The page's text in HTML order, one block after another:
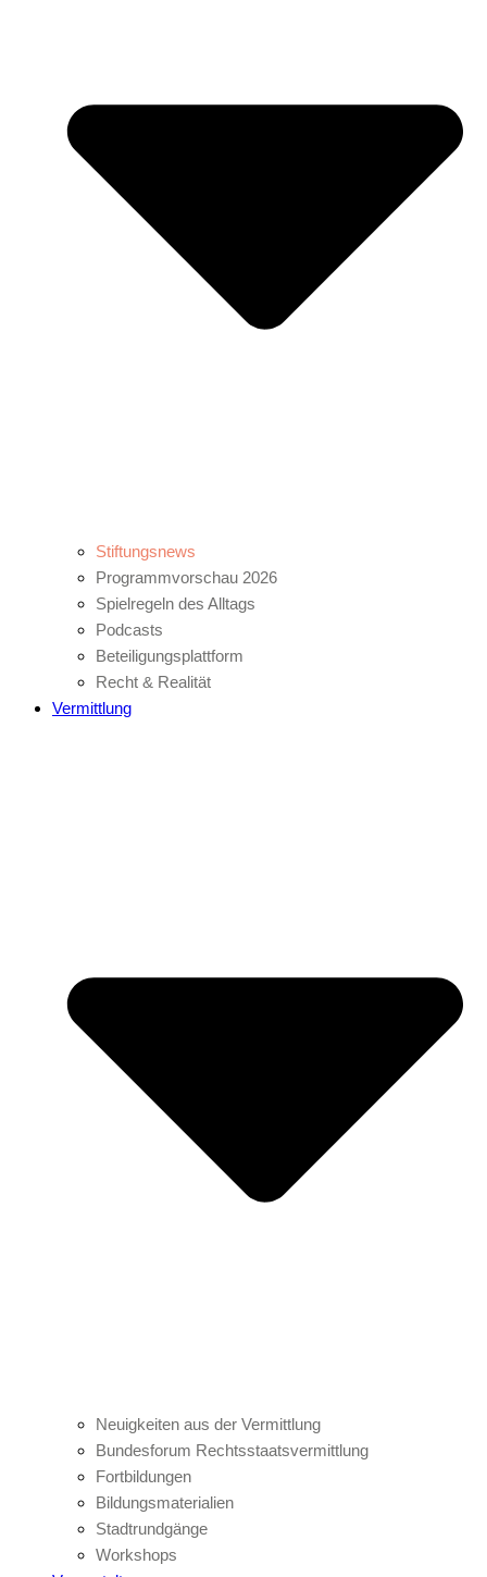
Stiftungsnews
Programmvorschau 2026
Spielregeln des Alltags
Podcasts
Beteiligungsplattform
Recht & Realität
Vermittlung
Neuigkeiten aus der Vermittlung
Bundesforum Rechtsstaatsvermittlung
Fortbildungen
Bildungsmaterialien
Stadtrundgänge
Workshops